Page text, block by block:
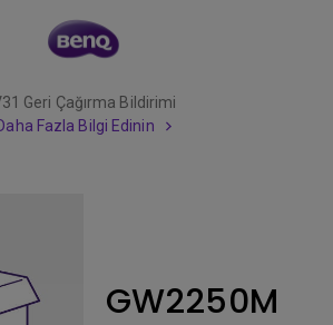
Geri Çağırma Bildirimi
Fazla Bilgi Edinin
GW2250M